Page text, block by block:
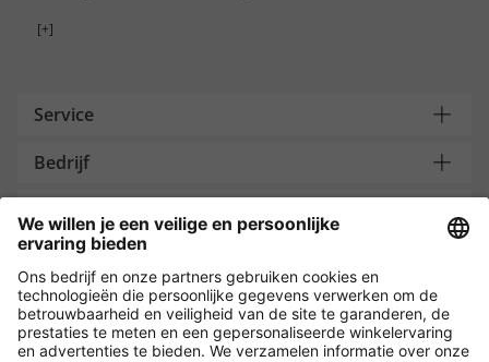
[+]
Service
Bedrijf
Payment and Delivery
Versleuteling met